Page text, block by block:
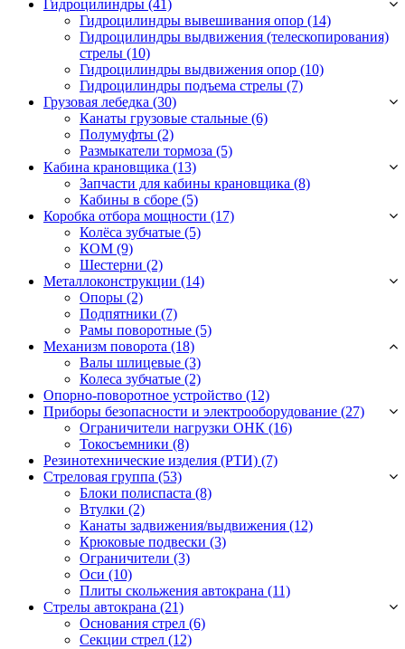
Гидроцилиндры (41)
Гидроцилиндры вывешивания опор (14)
Гидроцилиндры выдвижения (телескопирования)
стрелы (10)
Гидроцилиндры выдвижения опор (10)
Гидроцилиндры подъема стрелы (7)
Грузовая лебедка (30)
Канаты грузовые стальные (6)
Полумуфты (2)
Размыкатели тормоза (5)
Кабина крановщика (13)
Запчасти для кабины крановщика (8)
Кабины в сборе (5)
Коробка отбора мощности (17)
Колёса зубчатые (5)
КОМ (9)
Шестерни (2)
Металлоконструкции (14)
Опоры (2)
Подпятники (7)
Рамы поворотные (5)
Механизм поворота (18)
Валы шлицевые (3)
Колеса зубчатые (2)
Опорно-поворотное устройство (12)
Приборы безопасности и электрооборудование (27)
Ограничители нагрузки ОНК (16)
Токосъемники (8)
Резинотехнические изделия (РТИ) (7)
Стреловая группа (53)
Блоки полиспаста (8)
Втулки (2)
Канаты задвижения/выдвижения (12)
Крюковые подвески (3)
Ограничители (3)
Оси (10)
Плиты скольжения автокрана (11)
Стрелы автокрана (21)
Основания стрел (6)
Секции стрел (12)